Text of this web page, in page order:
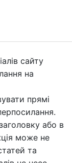
сайту
на
прямі
або в
може не
та